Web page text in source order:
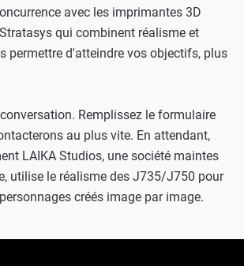
avec les imprimantes 3D
qui combinent réalisme et
permettre d'atteindre vos objectifs, plus
Remplissez le formulaire
au plus vite. En attendant,
LAIKA Studios, une société maintes
utilise le réalisme des J735/J750 pour
créés image par image.